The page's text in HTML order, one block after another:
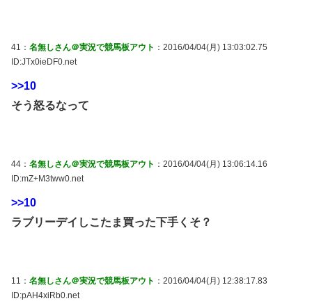
41： 名無しさん＠実況で競馬板アウト ：2016/04/04(月) 13:03:02.75
ID:JTx0ieDF0.net
>>10
そう怒るなって
44： 名無しさん＠実況で競馬板アウト ：2016/04/04(月) 13:06:14.16
ID:mZ+M3tww0.net
>>10
ラブリーデイしこたま買った下手くそ？
11： 名無しさん＠実況で競馬板アウト ：2016/04/04(月) 12:38:17.83
ID:pAH4xiRb0.net